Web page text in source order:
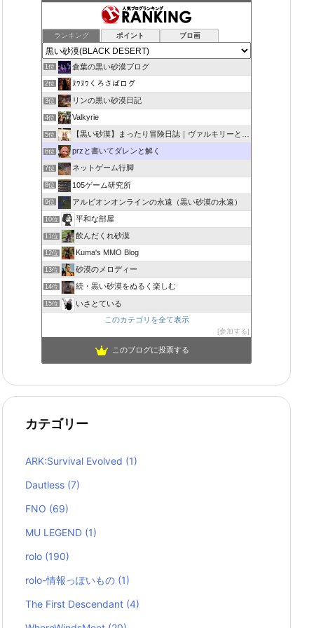
ランキング ポイント ブロ画
1位 倉葉の黒い砂漠ブログ
2位 ﾇﾜﾇﾜくろさばログ
3位 リンの黒い砂漠日記
4位 Valkyrie
5位 【黒い砂漠】まったり冒険日誌｜ヴァルキリーと闇の精霊の旅
6位 przと書いてダレンと解く
7位 ネットゲーム行脚
8位 105ゲーム研究所
9位 アルビオンオンラインの永遠（黒い砂漠の永遠）
10位 平和な部屋
11位 飲んだくれ砂漠
12位 Kuma's MMO Blog
13位 砂漠のメロディー
14位 続・黒い砂漠をぬるく楽しむ
15位
いさとている
このカテゴリを全て表示
参加する
このブログに投票する
カテゴリー
ARK:Survival Evolved (1)
Dautless (7)
FNO (69)
MU LEGEND (1)
rolo (190)
rolo-情報っぽいもの (1)
The First Descendant (4)